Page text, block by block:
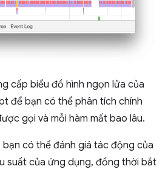
cấp biểu đồ hình ngọn lửa của
để bạn có thể phân tích chính
gọi và mỗi hàm mất bao lâu.
bạn có thể đánh giá tác động của
suất của ứng dụng, đồng thời bắt